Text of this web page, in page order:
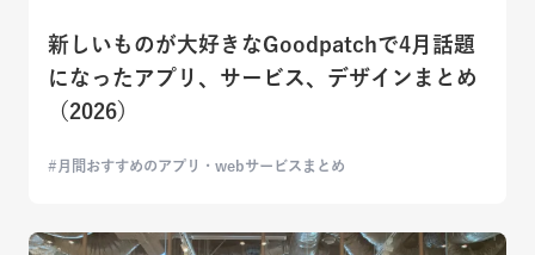
新しいものが大好きなGoodpatchで4月話題
になったアプリ、サービス、デザインまとめ
（2026）
月間おすすめのアプリ・webサービスまとめ